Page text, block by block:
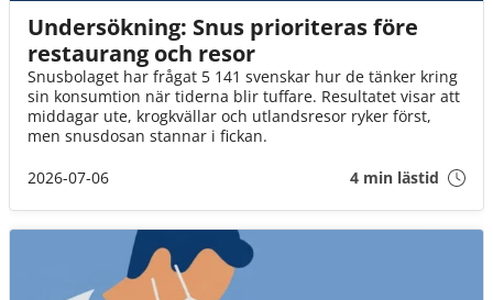
Undersökning: Snus prioriteras före
restaurang och resor
Snusbolaget har frågat 5 141 svenskar hur de tänker kring
sin konsumtion när tiderna blir tuffare. Resultatet visar att
middagar ute, krogkvällar och utlandsresor ryker först,
men snusdosan stannar i fickan.
2026-07-06
4 min lästid